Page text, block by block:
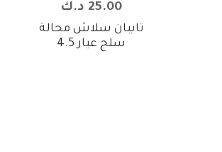
25.00 د.ك
تايبان سلاش محالة
سلج عيار 4.5